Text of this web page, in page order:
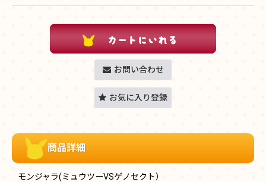
お問い合わせ
お気に入り登録
商品詳細
モンジャラ(ミュウツーVSゲノセクト）